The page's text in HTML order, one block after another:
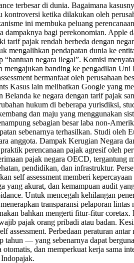
terbesar di dunia. Bagaimana
ketika dilakukan oleh
ini membuka peluang
bagi perekonomian. Apple
pajak rendah berbeda dengan
mengalihkan pendapatan dunia ke
negara ilegal”. Komisi
banding ke pengadilan Uni
bermanfaat oleh perusahaan
Kasus lain melibatkan Google yang
ke negara dengan tarif pajak
hukum di beberapa yurisdiksi,
dan maju yang menggunakan
sebagian besar laba non-
sebenarnya terhasilkan. Studi oleh
anggota. Dampak Kerugian Negara
perencanaan pajak agresif oleh
pajak negara OECD, tergantung
pendidikan, dan infrastruktur.
self assessment memberi
akurat, dan kemampuan audit
Untuk mencegah kehilangan
transparansi pelaporan lintas
bahkan mengerti fitur-fitur
pajak orang pribadi atau badan.
Perbedaan peraturan
tahun — yang sebenarnya dapat
dan memperkuat kerja sama